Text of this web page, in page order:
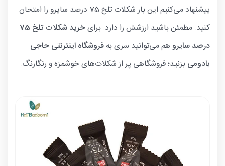
پیشنهاد می‌کنیم این بار شکلات تلخ 75 درصد سایرو را امتحان
کنید. مطمئن باشید ارزشش را دارد. برای
خرید شکلات تلخ 75
درصد سایروهم می‌توانید سری بهفروشگاه اینترنتی حاجی
بادومیبزنید؛ فروشگاهی پر از شکلات‌های خوشمزه و رنگارنگ.